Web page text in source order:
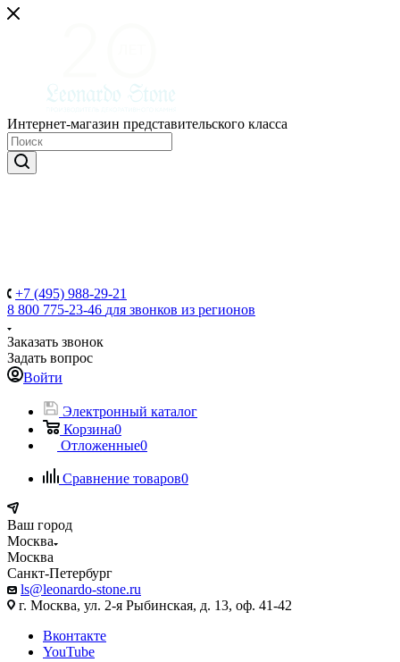
Интернет-магазин представительского класса
+7 (495) 988-29-21
8 800 775-23-46 для звонков из регионов
Заказать звонок
Задать вопрос
Войти
Электронный каталог
Корзина0
Отложенные0
Сравнение товаров0
Ваш город
Москва
Москва
Санкт-Петербург
ls@leonardo-stone.ru
г. Москва, ул. 2-я Рыбинская, д. 13, оф. 41-42
Вконтакте
YouTube